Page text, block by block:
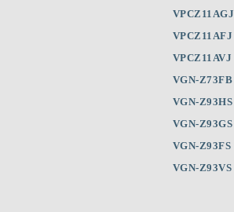
VPCZ11AGJ
VPCZ11AFJ
VPCZ11AVJ
VGN-Z73FB
VGN-Z93HS
VGN-Z93GS
VGN-Z93FS
VGN-Z93VS